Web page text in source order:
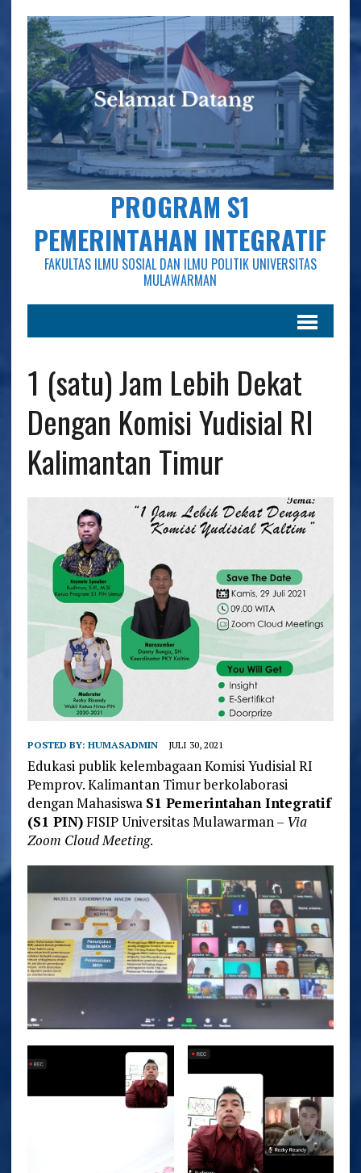
PROGRAM S1
PEMERINTAHAN INTEGRATIF
FAKULTAS ILMU SOSIAL DAN ILMU POLITIK UNIVERSITAS
MULAWARMAN
1 (satu) Jam Lebih Dekat
Dengan Komisi Yudisial RI
Kalimantan Timur
POSTED BY: HUMASADMIN JULI 30, 2021
Edukasi publik kelembagaan Komisi Yudisial RI
Pemprov. Kalimantan Timur berkolaborasi
dengan Mahasiswa S1 Pemerintahan Integratif
(S1 PIN)FISIP Universitas Mulawarman – Via
Zoom Cloud Meeting.